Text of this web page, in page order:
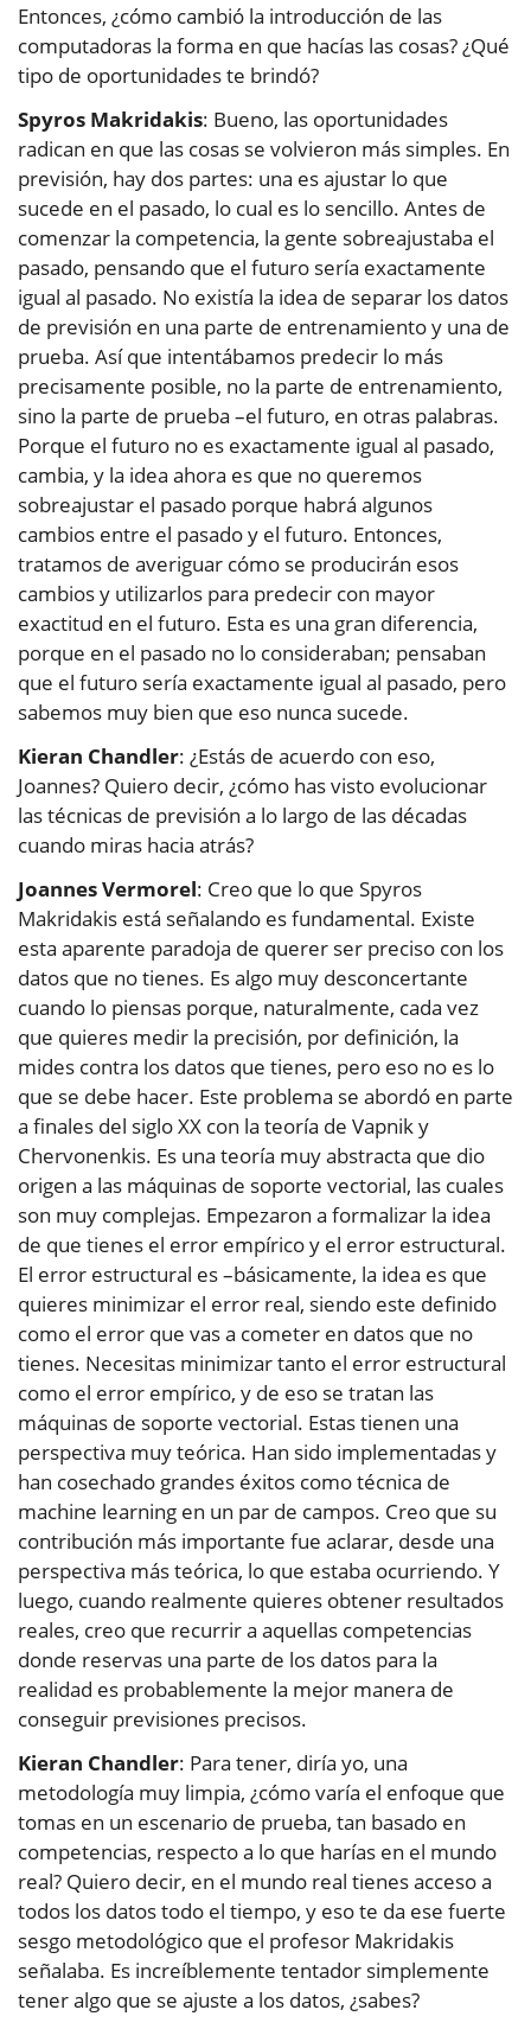
Entonces, ¿cómo cambió la introducción de las
computadoras la forma en que hacías las cosas? ¿Qué
tipo de oportunidades te brindó?
Spyros Makridakis: Bueno, las oportunidades
radican en que las cosas se volvieron más simples. En
previsión, hay dos partes: una es ajustar lo que
sucede en el pasado, lo cual es lo sencillo. Antes de
comenzar la competencia, la gente sobreajustaba el
pasado, pensando que el futuro sería exactamente
igual al pasado. No existía la idea de separar los datos
de previsión en una parte de entrenamiento y una de
prueba. Así que intentábamos predecir lo más
precisamente posible, no la parte de entrenamiento,
sino la parte de prueba –el futuro, en otras palabras.
Porque el futuro no es exactamente igual al pasado,
cambia, y la idea ahora es que no queremos
sobreajustar el pasado porque habrá algunos
cambios entre el pasado y el futuro. Entonces,
tratamos de averiguar cómo se producirán esos
cambios y utilizarlos para predecir con mayor
exactitud en el futuro. Esta es una gran diferencia,
porque en el pasado no lo consideraban; pensaban
que el futuro sería exactamente igual al pasado, pero
sabemos muy bien que eso nunca sucede.
Kieran Chandler: ¿Estás de acuerdo con eso,
Joannes? Quiero decir, ¿cómo has visto evolucionar
las técnicas de previsión a lo largo de las décadas
cuando miras hacia atrás?
Joannes Vermorel: Creo que lo que Spyros
Makridakis está señalando es fundamental. Existe
esta aparente paradoja de querer ser preciso con los
datos que no tienes. Es algo muy desconcertante
cuando lo piensas porque, naturalmente, cada vez
que quieres medir la precisión, por definición, la
mides contra los datos que tienes, pero eso no es lo
que se debe hacer. Este problema se abordó en parte
a finales del siglo XX con la teoría de Vapnik y
Chervonenkis. Es una teoría muy abstracta que dio
origen a las máquinas de soporte vectorial, las cuales
son muy complejas. Empezaron a formalizar la idea
de que tienes el error empírico y el error estructural.
El error estructural es –básicamente, la idea es que
quieres minimizar el error real, siendo este definido
como el error que vas a cometer en datos que no
tienes. Necesitas minimizar tanto el error estructural
como el error empírico, y de eso se tratan las
máquinas de soporte vectorial. Estas tienen una
perspectiva muy teórica. Han sido implementadas y
han cosechado grandes éxitos como técnica de
machine learning en un par de campos. Creo que su
contribución más importante fue aclarar, desde una
perspectiva más teórica, lo que estaba ocurriendo. Y
luego, cuando realmente quieres obtener resultados
reales, creo que recurrir a aquellas competencias
donde reservas una parte de los datos para la
realidad es probablemente la mejor manera de
conseguir previsiones precisos.
Kieran Chandler: Para tener, diría yo, una
metodología muy limpia, ¿cómo varía el enfoque que
tomas en un escenario de prueba, tan basado en
competencias, respecto a lo que harías en el mundo
real? Quiero decir, en el mundo real tienes acceso a
todos los datos todo el tiempo, y eso te da ese fuerte
sesgo metodológico que el profesor Makridakis
señalaba. Es increíblemente tentador simplemente
tener algo que se ajuste a los datos, ¿sabes?